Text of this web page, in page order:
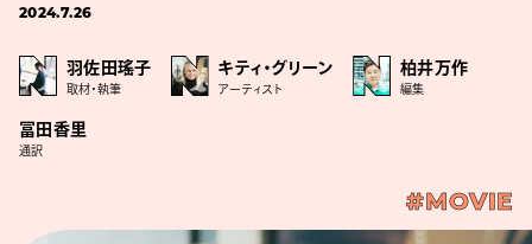
2024.7.26
羽佐田瑤子
取材・執筆
キティ・グリーン
アーティスト
柏井万作
編集
冨田香里
通訳
#MOVIE